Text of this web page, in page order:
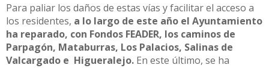
Para paliar los daños de estas vías y facilitar el acceso a
los residentes, a lo largo de este año el Ayuntamiento
ha reparado, con Fondos FEADER, los caminos de
Parpagón, Mataburras, Los Palacios, Salinas de
Valcargado e Higueralejo. En este último, se ha